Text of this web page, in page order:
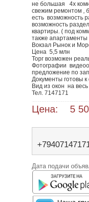
не большая   4х
свежим ремонтом ,
есть  возможность
возможность
квартиры. ( под
также апартаменты
Вокзал Рынок и
Цена  5,5 млн
Торг возможен
Фотографии
предложение по
Документы готовы к
Вид из окон  на
Тел. 7147171
Цена: 5
Дата подачи